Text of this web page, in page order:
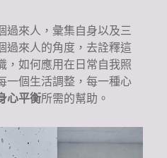
過來人，彙集自身以及三
過來人的角度，去詮釋這
，如何應用在日常自我照
一個生活調整，每一種心
心平衡所需的幫助。